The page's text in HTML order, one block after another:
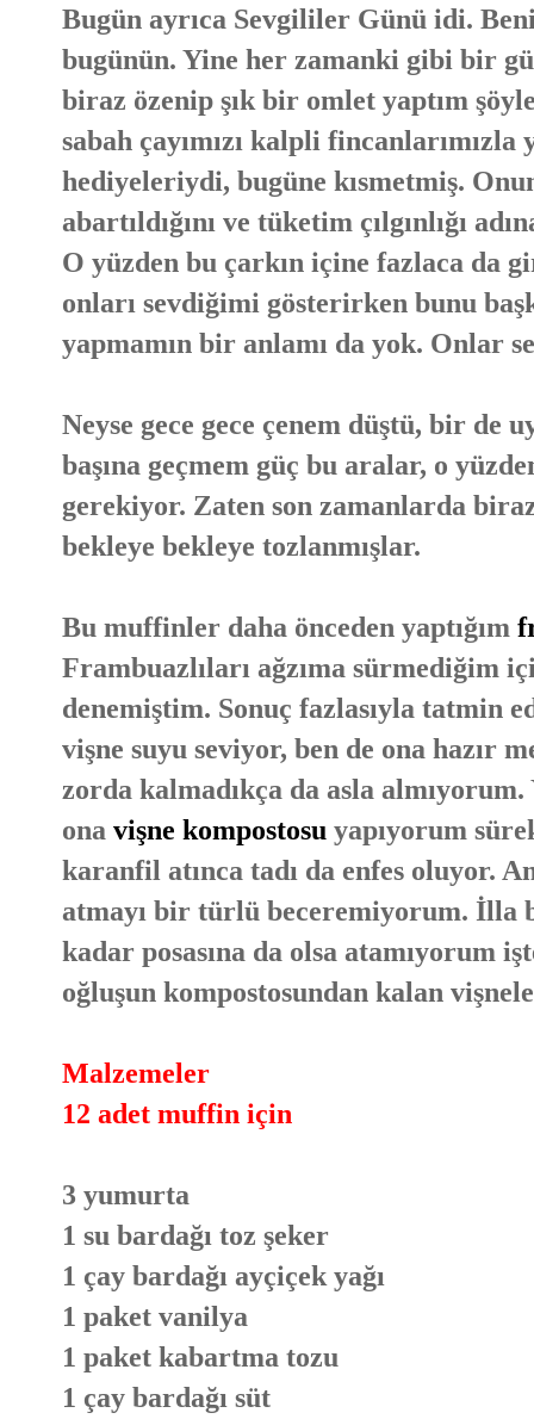
Bugün ayrıca Sevgililer Günü idi.
bugünün. Yine her zamanki gibi bir
biraz özenip şık bir omlet yaptım
sabah çayımızı kalpli
hediyeleriydi, bugüne kısmetmiş.
abartıldığını ve tüketim çılgınlığı
O yüzden bu çarkın içine fazlaca da
onları sevdiğimi gösterirken bunu
yapmamın bir anlamı da yok. Onlar
Neyse gece gece çenem düştü, bir de
başına geçmem güç bu aralar, o
gerekiyor. Zaten son zamanlarda
bekleye bekleye tozlanmışlar.
Bu muffinler daha önceden yaptığım
Frambuazlıları ağzıma sürmediğim
denemiştim. Sonuç fazlasıyla tatmin
vişne suyu seviyor, ben de ona hazır
zorda kalmadıkça da asla
ona vişne kompostosu yapıyorum
karanfil atınca tadı da enfes oluyor.
atmayı bir türlü beceremiyorum. İlla
kadar posasına da olsa atamıyorum
oğluşun kompostosundan kalan
Malzemeler
12 adet muffin için
3 yumurta
1 su bardağı toz şeker
1 çay bardağı ayçiçek yağı
1 paket vanilya
1 paket kabartma tozu
1 çay bardağı süt